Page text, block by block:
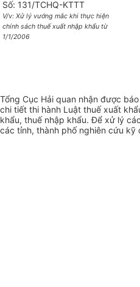
Số: 131/TCHQ-KTTT
V/v: Xử lý vướng mắc khi thực hiện
chính sách thuế xuất nhập khẩu từ
1/1/2006
Tổng Cục Hải quan nhận được
chi tiết thi hành Luật thuế xuất
khẩu, thuế nhập khẩu. Để xử lý
các tỉnh, thành phố nghiên cứu kỹ